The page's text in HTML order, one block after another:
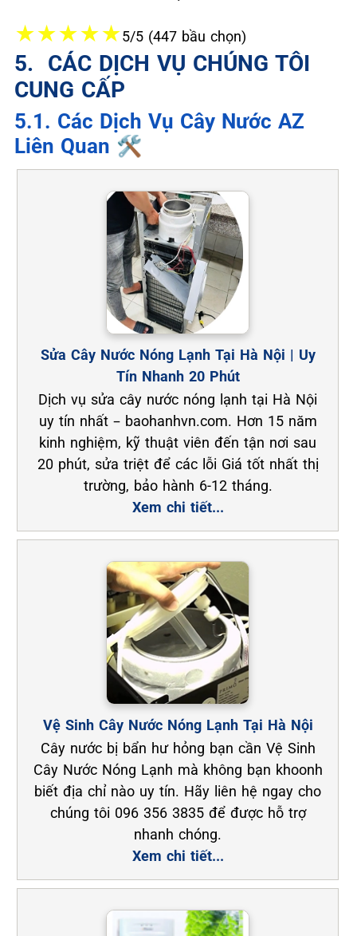
★★★★★5/5 (447 bầu chọn)
5. ️ CÁC DỊCH VỤ CHÚNG TÔI
CUNG CẤP
5.1. Các Dịch Vụ Cây Nước AZ
Liên Quan 🛠️
Sửa Cây Nước Nóng Lạnh Tại Hà Nội | Uy
Tín Nhanh 20 Phút
Dịch vụ sửa cây nước nóng lạnh tại Hà Nội
uy tín nhất – baohanhvn.com. Hơn 15 năm
kinh nghiệm, kỹ thuật viên đến tận nơi sau
20 phút, sửa triệt để các lỗi Giá tốt nhất thị
trường, bảo hành 6-12 tháng.
Xem chi tiết...
Vệ Sinh Cây Nước Nóng Lạnh Tại Hà Nội
Cây nước bị bẩn hư hỏng bạn cần Vệ Sinh
Cây Nước Nóng Lạnh mà không bạn khoonh
biết địa chỉ nào uy tín. Hãy liên hệ ngay cho
chúng tôi 096 356 3835 để được hỗ trợ
nhanh chóng.
Xem chi tiết...